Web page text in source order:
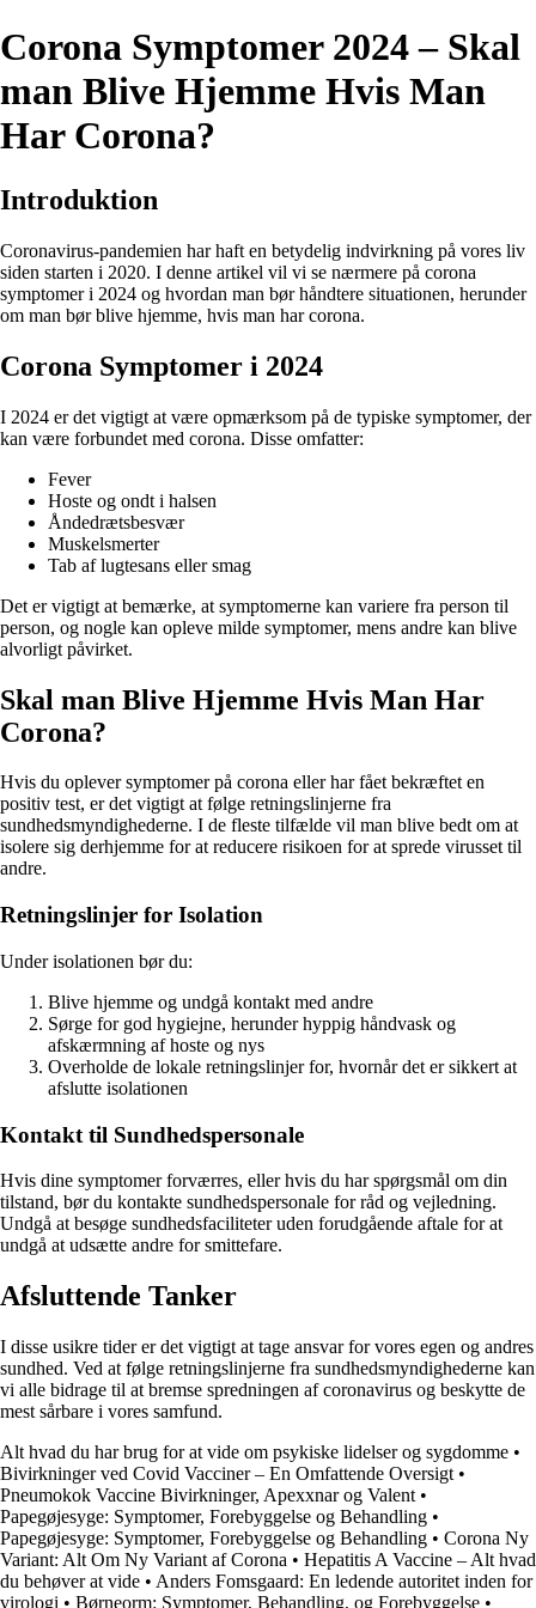
Corona Symptomer 2024 – Skal
man Blive Hjemme Hvis Man
Har Corona?
Introduktion
Coronavirus-pandemien har haft en betydelig indvirkning på vores liv
siden starten i 2020. I denne artikel vil vi se nærmere på corona
symptomer i 2024 og hvordan man bør håndtere situationen, herunder
om man bør blive hjemme, hvis man har corona.
Corona Symptomer i 2024
I 2024 er det vigtigt at være opmærksom på de typiske symptomer, der
kan være forbundet med corona. Disse omfatter:
Fever
Hoste og ondt i halsen
Åndedrætsbesvær
Muskelsmerter
Tab af lugtesans eller smag
Det er vigtigt at bemærke, at symptomerne kan variere fra person til
person, og nogle kan opleve milde symptomer, mens andre kan blive
alvorligt påvirket.
Skal man Blive Hjemme Hvis Man Har
Corona?
Hvis du oplever symptomer på corona eller har fået bekræftet en
positiv test, er det vigtigt at følge retningslinjerne fra
sundhedsmyndighederne. I de fleste tilfælde vil man blive bedt om at
isolere sig derhjemme for at reducere risikoen for at sprede virusset til
andre.
Retningslinjer for Isolation
Under isolationen bør du:
Blive hjemme og undgå kontakt med andre
Sørge for god hygiejne, herunder hyppig håndvask og
afskærmning af hoste og nys
Overholde de lokale retningslinjer for, hvornår det er sikkert at
afslutte isolationen
Kontakt til Sundhedspersonale
Hvis dine symptomer forværres, eller hvis du har spørgsmål om din
tilstand, bør du kontakte sundhedspersonale for råd og vejledning.
Undgå at besøge sundhedsfaciliteter uden forudgående aftale for at
undgå at udsætte andre for smittefare.
Afsluttende Tanker
I disse usikre tider er det vigtigt at tage ansvar for vores egen og andres
sundhed. Ved at følge retningslinjerne fra sundhedsmyndighederne kan
vi alle bidrage til at bremse spredningen af coronavirus og beskytte de
mest sårbare i vores samfund.
Alt hvad du har brug for at vide om psykiske lidelser og sygdomme •
Bivirkninger ved Covid Vacciner – En Omfattende Oversigt •
Pneumokok Vaccine Bivirkninger, Apexxnar og Valent •
Papegøjesyge: Symptomer, Forebyggelse og Behandling •
Papegøjesyge: Symptomer, Forebyggelse og Behandling • Corona Ny
Variant: Alt Om Ny Variant af Corona • Hepatitis A Vaccine – Alt hvad
du behøver at vide • Anders Fomsgaard: En ledende autoritet inden for
virologi • Børneorm: Symptomer, Behandling, og Forebyggelse •